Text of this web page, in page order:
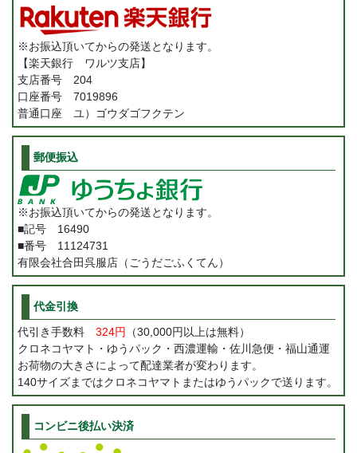
※お振込頂いてからの発送となります。
【楽天銀行 ワルツ支店】
支店番号 204
口座番号 7019896
普通口座 ユ）ゴウダゴフクテン
郵便振込
※お振込頂いてからの発送となります。
■記号 16490
■番号 11124731
有限会社合田呉服店（ごうだごふくてん）
代金引換
代引き手数料 324円
（30,000円以上は無料）
クロネコヤマト・ゆうパック・西濃運輸・佐川急便・福山通運
お荷物の大きさによって配達業者が変わります。
140サイズまではクロネコヤマトまたはゆうパックで送ります。
コンビニ後払い決済